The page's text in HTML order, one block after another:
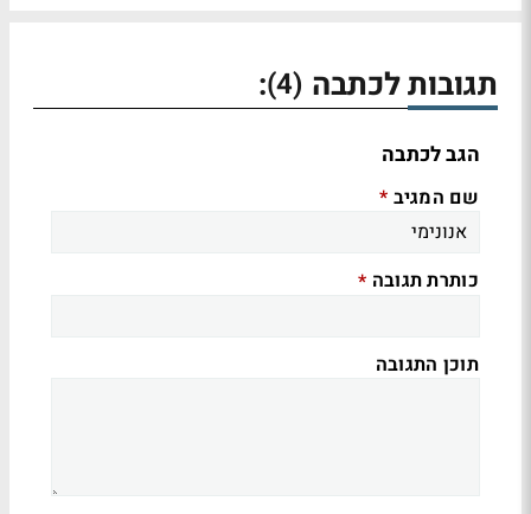
תגובות לכתבה (4)
:
הגב לכתבה
שם המגיב *
כותרת תגובה *
תוכן התגובה